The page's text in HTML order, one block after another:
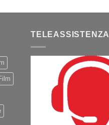
TELEASSISTENZA